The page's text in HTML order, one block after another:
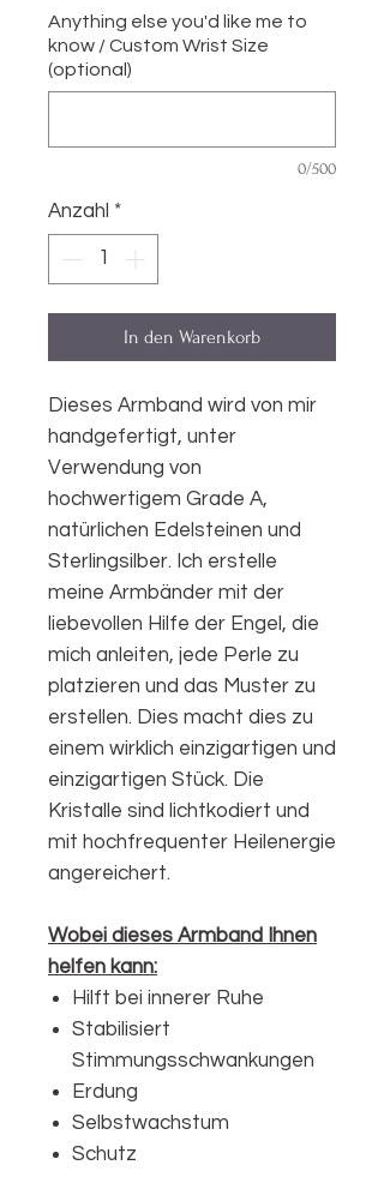
Anything else you'd like me to
know / Custom Wrist Size
(optional)
0/500
Anzahl *
In den Warenkorb
Dieses Armband wird von mir
handgefertigt, unter
Verwendung von
hochwertigem Grade A,
natürlichen Edelsteinen und
Sterlingsilber. Ich erstelle
meine Armbänder mit der
liebevollen Hilfe der Engel, die
mich anleiten, jede Perle zu
platzieren und das Muster zu
erstellen. Dies macht dies zu
einem wirklich einzigartigen und
einzigartigen Stück. Die
Kristalle sind lichtkodiert und
mit hochfrequenter Heilenergie
angereichert.
Wobei dieses Armband Ihnen
helfen kann:
Hilft bei innerer Ruhe
Stabilisiert
Stimmungsschwankungen
Erdung
Selbstwachstum
Schutz